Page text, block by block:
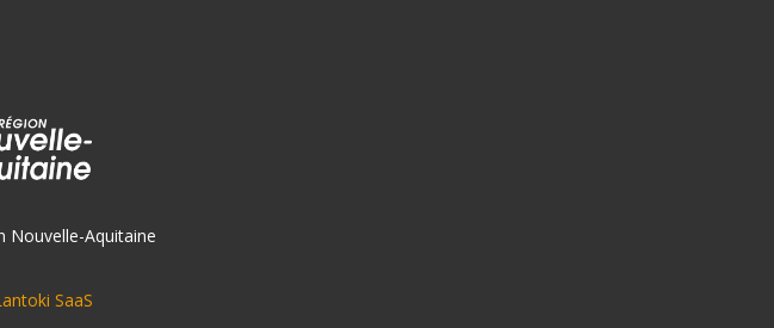
Nouvelle-Aquitaine
SaaS